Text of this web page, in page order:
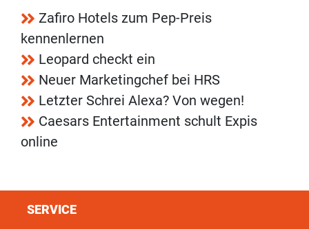
Zafiro Hotels zum Pep-Preis
kennenlernen
Leopard checkt ein
Neuer Marketingchef bei HRS
Letzter Schrei Alexa? Von wegen!
Caesars Entertainment schult Expis
online
SERVICE